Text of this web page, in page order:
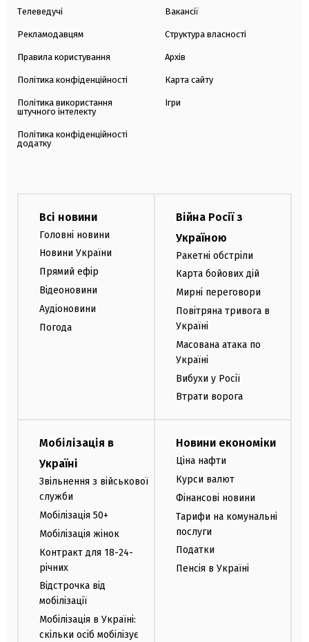
Телеведучі
Рекламодавцям
Правила користування
Політика конфіденційності
Політика використання
штучного інтелекту
Політика конфіденційності
додатку
Вакансії
Структура власності
Архів
Карта сайту
Ігри
Всі новини
Головні новини
Новини України
Прямий ефір
Відеоновини
Аудіоновини
Погода
Війна Росії з
Україною
Ракетні обстріли
Карта бойових дій
Мирні переговори
Повітряна тривога в
Україні
Масована атака по
Україні
Вибухи у Росії
Втрати ворога
Мобілізація в
Україні
Звільнення з військової
служби
Мобілізація 50+
Мобілізація жінок
Контракт для 18-24-
річних
Відстрочка від
мобілізації
Мобілізація в Україні:
скільки осіб мобілізує
Новини економіки
Ціна нафти
Курси валют
Фінансові новини
Тарифи на комунальні
послуги
Податки
Пенсія в Україні